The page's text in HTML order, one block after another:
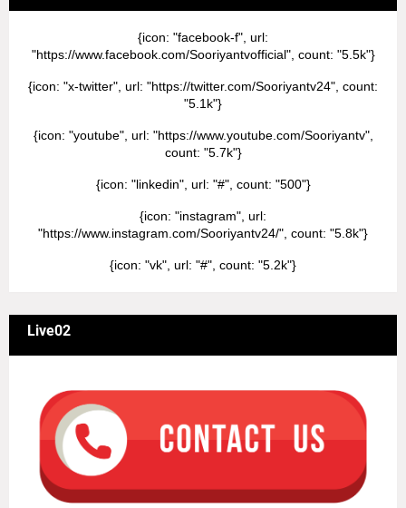
{icon: "facebook-f", url:
"https://www.facebook.com/Sooriyantvofficial", count: "5.5k"}
{icon: "x-twitter", url: "https://twitter.com/Sooriyantv24", count:
"5.1k"}
{icon: "youtube", url: "https://www.youtube.com/Sooriyantv",
count: "5.7k"}
{icon: "linkedin", url: "#", count: "500"}
{icon: "instagram", url:
"https://www.instagram.com/Sooriyantv24/", count: "5.8k"}
{icon: "vk", url: "#", count: "5.2k"}
Live02